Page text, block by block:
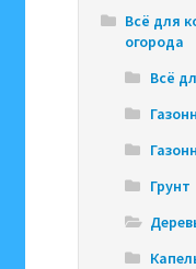
Всё для
огорода
Всё
Грунт